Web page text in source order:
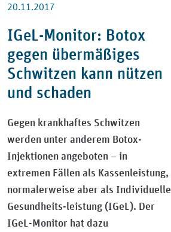
20.11.2017
IGeL-Monitor: Botox
gegen übermäßiges
Schwitzen kann nützen
und schaden
Gegen krankhaftes Schwitzen
werden unter anderem Botox-
Injektionen angeboten – in
extremen Fällen als Kassenleistung,
normalerweise aber als Individuelle
Gesundheits-leistung (IGeL). Der
IGeL-Monitor hat dazu